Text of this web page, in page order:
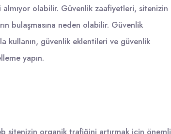
olabilir. Güvenlik zaafiyetleri, sitenizin
bulaşmasına neden olabilir. Güvenlik
kullanın, güvenlik eklentileri ve güvenlik
yapın.
sitenizin organik trafiğini artırmak için önemli